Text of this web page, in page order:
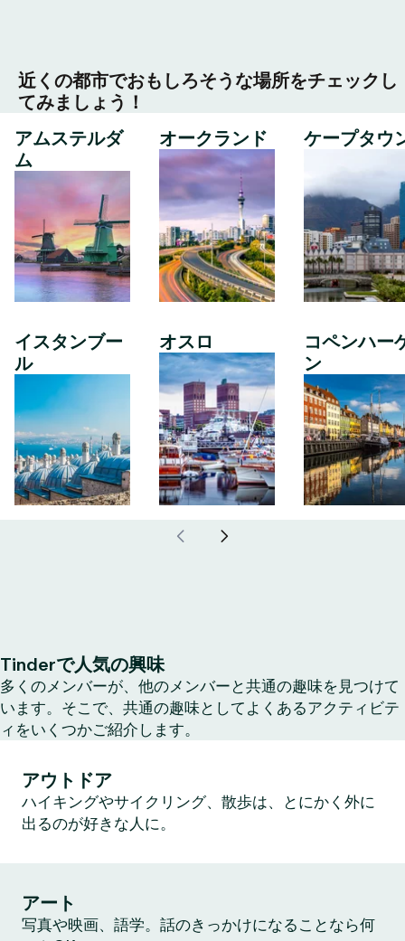
近くの都市でおもしろそうな場所をチェックし
てみましょう！
アムステルダ
ム
イスタンブー
ル
オークランド
オスロ
ケープタウ
コペンハー
ン
Tinderで人気の興味
多くのメンバーが、他のメンバーと共通の趣味を見つけて
います。そこで、共通の趣味としてよくあるアクティビテ
ィをいくつかご紹介します。
アウトドア
ハイキングやサイクリング、散歩は、とにかく外に
出るのが好きな人に。
アート
写真や映画、語学。話のきっかけになることなら何